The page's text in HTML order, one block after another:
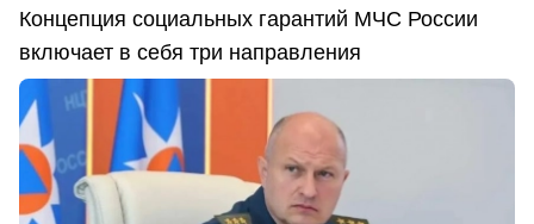
Концепция социальных гарантий МЧС России
включает в себя три направления